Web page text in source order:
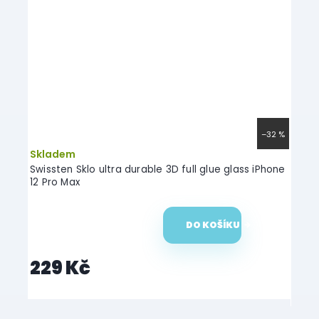
–32 %
Swissten Sklo ultra durable 3D full glue glass iPhone
12 Pro Max
Skladem
229 Kč
DO KOŠÍKU